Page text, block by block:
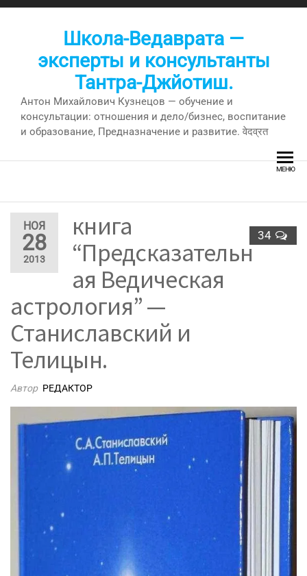
Перейти
Школа-Ведаврата —
эксперты и консультанты
Тантра-Джйотиш.
Антон Михайлович Кузнецов — обучение и
консультации: отношения и дело/бизнес, воспитание
и образование, Предназначение и развитие. वेदव्रत
МЕНЮ
НОЯ
28
2013
34
книга
“Предсказательн
ая Ведическая
астрология” —
Станиславский и
Телицын.
Автор РЕДАКТОР